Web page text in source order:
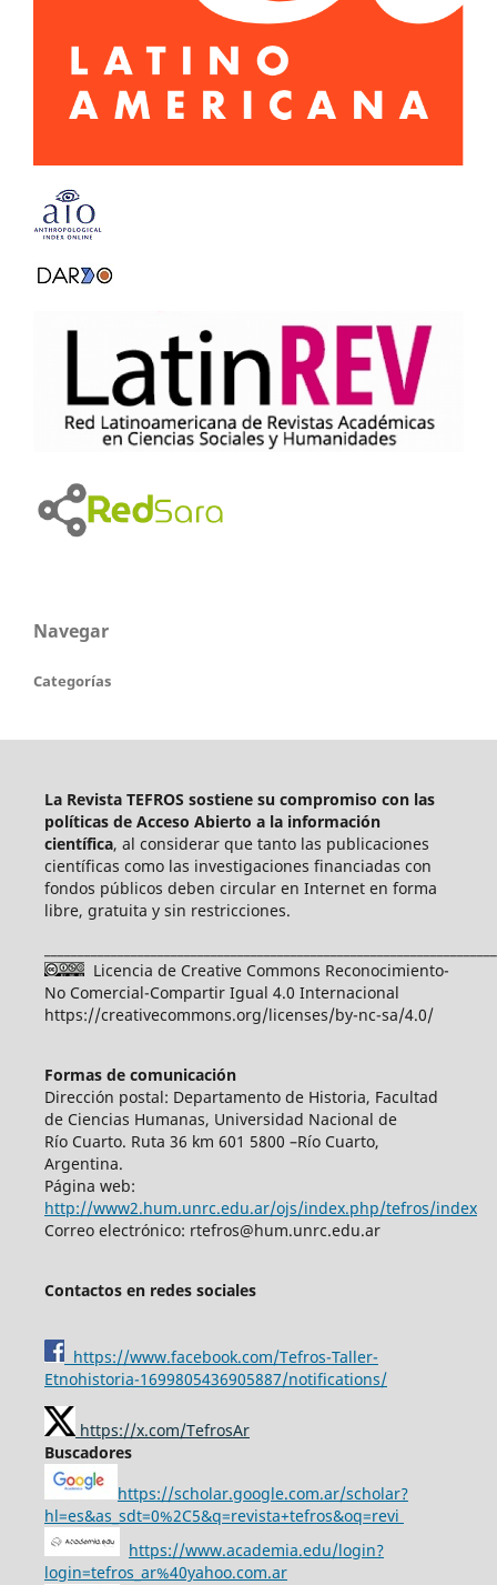
Navegar
Categorías
La Revista TEFROS sostiene su compromiso con las
políticas de Acceso Abierto a la información
científica, al considerar que tanto las publicaciones
científicas como las investigaciones financiadas con
fondos públicos deben circular en Internet en forma
libre, gratuita y sin restricciones.
Licencia de Creative Commons Reconocimiento-
No Comercial-Compartir Igual 4.0 Internacional
https://creativecommons.org/licenses/by-nc-sa/4.0/
Formas de comunicación
Dirección postal: Departamento de Historia, Facultad
de Ciencias Humanas, Universidad Nacional de
Río Cuarto. Ruta 36 km 601 5800 –Río Cuarto,
Argentina.
Página web:
http://www2.hum.unrc.edu.ar/ojs/index.php/tefros/index
Correo electrónico: rtefros@hum.unrc.edu.ar
Contactos en redes sociales
https://www.facebook.com/Tefros-Taller-
Etnohistoria-1699805436905887/notifications/
https://x.com/TefrosAr
Buscadores
https://scholar.google.com.ar/scholar?
hl=es&as_sdt=0%2C5&q=revista+tefros&oq=revi
https://www.academia.edu/login?
login=tefros_ar%40yahoo.com.ar